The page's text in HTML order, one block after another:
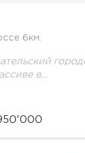
6км.
в
Киевского и
около 250